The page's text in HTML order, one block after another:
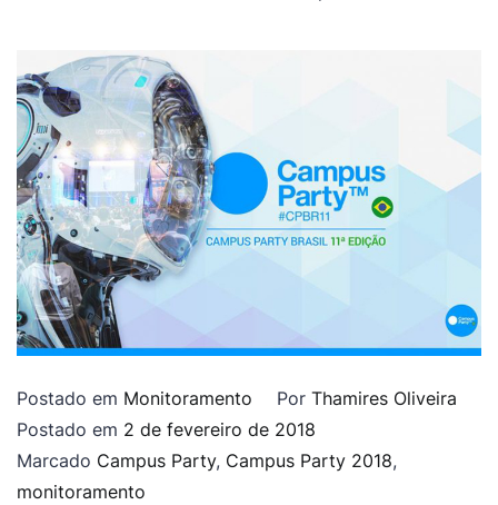
Postado em Monitoramento Por Thamires Oliveira
Postado em 2 de fevereiro de 2018
Marcado Campus Party, Campus Party 2018,
monitoramento